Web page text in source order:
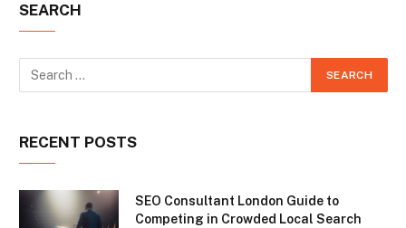
SEARCH
RECENT POSTS
SEO Consultant London Guide to
Competing in Crowded Local Search